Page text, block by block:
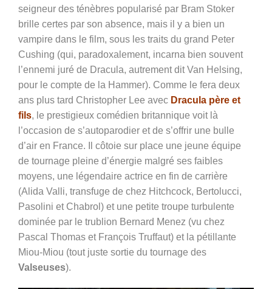
seigneur des ténèbres popularisé par Bram Stoker
brille certes par son absence, mais il y a bien un
vampire dans le film, sous les traits du grand Peter
Cushing (qui, paradoxalement, incarna bien souvent
l’ennemi juré de Dracula, autrement dit Van Helsing,
pour le compte de la Hammer). Comme le fera deux
ans plus tard Christopher Lee avec Dracula père et
fils, le prestigieux comédien britannique voit là
l’occasion de s’autoparodier et de s’offrir une bulle
d’air en France. Il côtoie sur place une jeune équipe
de tournage pleine d’énergie malgré ses faibles
moyens, une légendaire actrice en fin de carrière
(Alida Valli, transfuge de chez Hitchcock, Bertolucci,
Pasolini et Chabrol) et une petite troupe turbulente
dominée par le trublion Bernard Menez (vu chez
Pascal Thomas et François Truffaut) et la pétillante
Miou-Miou (tout juste sortie du tournage des
Valseuses).